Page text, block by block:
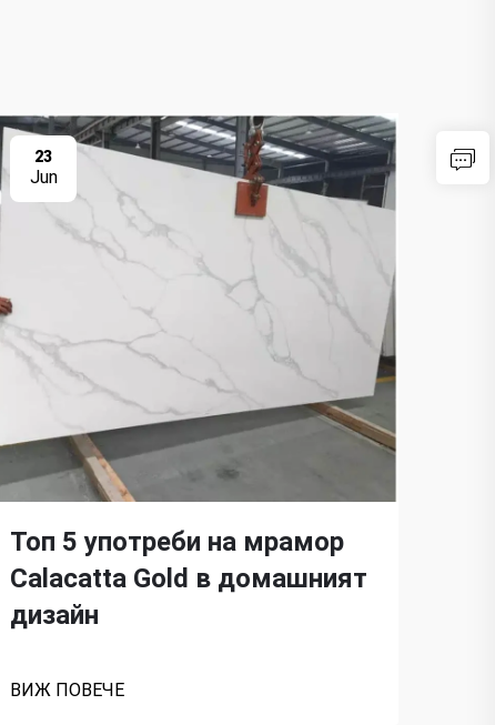
23
Jun
Топ 5 употреби на мрамор
Calacatta Gold в домашният
дизайн
ВИЖ ПОВЕЧЕ